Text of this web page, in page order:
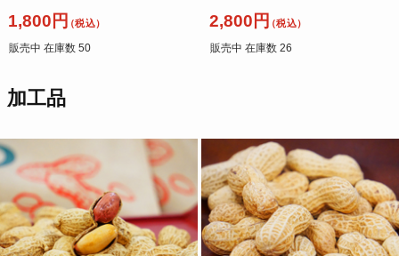
1,800円（税込）
販売中 在庫数 50
2,800円（税込）
販売中 在庫数 26
加工品